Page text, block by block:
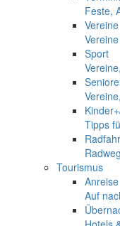
Feste,
Vereine
Sport
Tipps
Tourismus
Anreise
Auf